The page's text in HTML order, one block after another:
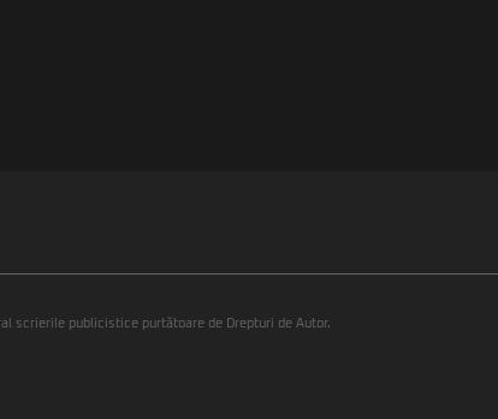
scrierile publicistice purtătoare de Drepturi de Autor.